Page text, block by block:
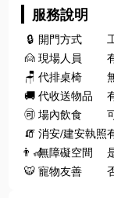
服務說明
🔒 開門方式
🙍 現場人員
🪑 代排桌椅
🚚 代收送物品
🉑 場內飲食
🧯 消安/建安執照
👨‍🦽無障礙空間
🐯 寵物友善